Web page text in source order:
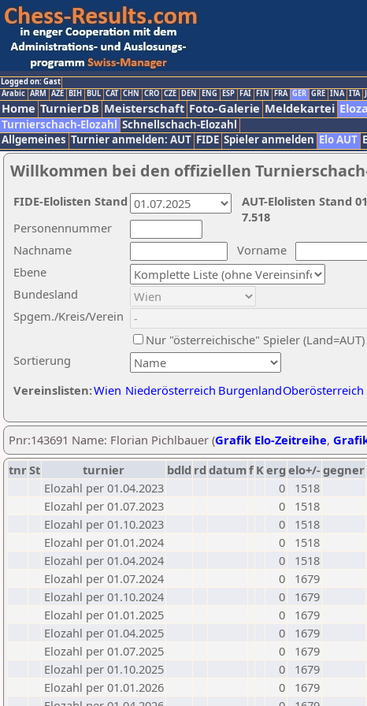
Logged on: Gast
Arabic ARM AZE BIH BUL CAT CHN CRO CZE DEN ENG ESP FAI FIN FRA GER GRE INA ITA
Home TurnierDB Meisterschaft Foto-Galerie Meldekartei
Turnierschach-Elozahl Schnellschach-Elozahl
Allgemeines Turnier anmelden: AUT FIDE Spieler anmelden Elo AUT
Willkommen bei den offiziellen
Nachname
Vorname
Ebene
Sortierung
Personennummer
Bundesland
Spgem./Kreis/Verein
Nur "österreichische" Spieler (Land=AUT)
Vereinslisten:Wien Niederösterreich BurgenlandOberösterreich
AUT-Elolisten Stand
7.518
FIDE-Elolisten Stand
Pnr:143691 Name: Florian Pichlbauer (Grafik Elo-Zeitreihe,
tnrSt turnier bdld rd datumf Kerg elo+/-gegner
Elozahl per 01.04.2023
0
1518
Elozahl per 01.07.2023
0
1518
Elozahl per 01.10.2023
0
1518
Elozahl per 01.01.2024
0
1518
Elozahl per 01.04.2024
0
1518
Elozahl per 01.07.2024
0
1679
Elozahl per 01.10.2024
0
1679
Elozahl per 01.01.2025
0
1679
Elozahl per 01.04.2025
0
1679
Elozahl per 01.07.2025
0
1679
Elozahl per 01.10.2025
0
1679
Elozahl per 01.01.2026
0
1679